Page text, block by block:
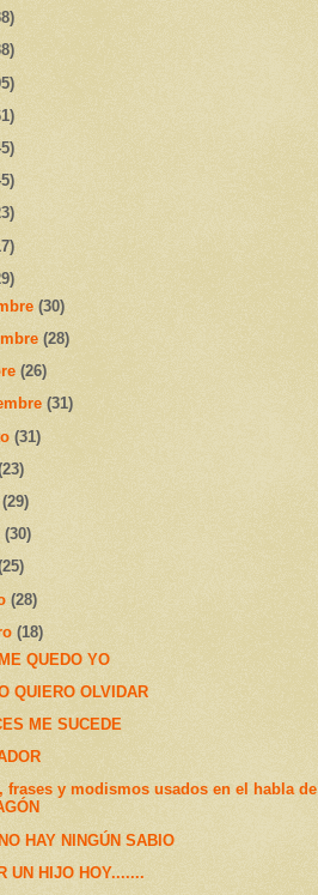
(30)
(28)
(26)
(31)
(31)
(29)
(30)
(28)
(18)
QUEDO YO
QUIERO OLVIDAR
ME SUCEDE
frases y modismos usados en el habla de
HAY NINGÚN SABIO
UN HIJO HOY.......